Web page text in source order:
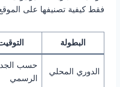
فقط كيفية تصنيفها على
البطولة
الدوري المحلي
حسب
الرسمي